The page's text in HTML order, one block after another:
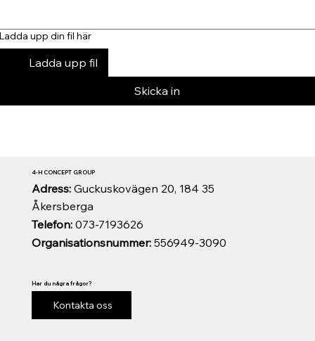
upp din fil här
Ladda upp fil
Skicka in
Organisationsnummer:556949-3090
Telefon:073-7193626
Adress: Guckuskovägen 20, 184 35
Åkersberga
4-H CONCEPT GROUP
Har du några frågor?
Kontakta oss